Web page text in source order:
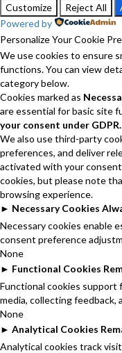
Customize
Reject All
Powered by
Personalize Your Cookie
We use cookies to ensure
functions. You can view
category below.
Cookies marked as
are essential for basic site
your consent under GDPR.
We also use third-party
preferences, and deliver
activated with your
cookies, but please note
browsing experience.
► Necessary Cookies
Necessary cookies enable
consent preference
None
► Functional Cookies
Functional cookies support
media, collecting
None
► Analytical Cookies
Analytical cookies track